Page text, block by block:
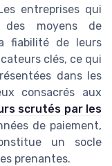
entreprises qui
moyens de
fiabilité de leurs
clés, ce qui
dans les
consacrés aux
scrutés par les
de paiement,
un socle
prenantes.